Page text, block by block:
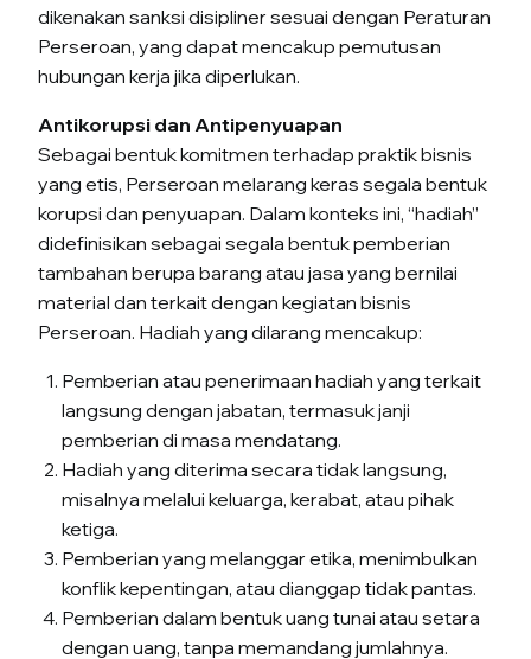
dikenakan sanksi disipliner sesuai dengan Peraturan
Perseroan, yang dapat mencakup pemutusan
hubungan kerja jika diperlukan.
Antikorupsi dan Antipenyuapan
Sebagai bentuk komitmen terhadap praktik bisnis
yang etis, Perseroan melarang keras segala bentuk
korupsi dan penyuapan. Dalam konteks ini, “hadiah”
didefinisikan sebagai segala bentuk pemberian
tambahan berupa barang atau jasa yang bernilai
material dan terkait dengan kegiatan bisnis
Perseroan. Hadiah yang dilarang mencakup:
Pemberian atau penerimaan hadiah yang terkait
langsung dengan jabatan, termasuk janji
pemberian di masa mendatang.
Hadiah yang diterima secara tidak langsung,
misalnya melalui keluarga, kerabat, atau pihak
ketiga.
Pemberian yang melanggar etika, menimbulkan
konflik kepentingan, atau dianggap tidak pantas.
Pemberian dalam bentuk uang tunai atau setara
dengan uang, tanpa memandang jumlahnya.